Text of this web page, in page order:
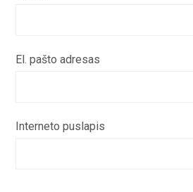
El. pašto adresas
Interneto puslapis